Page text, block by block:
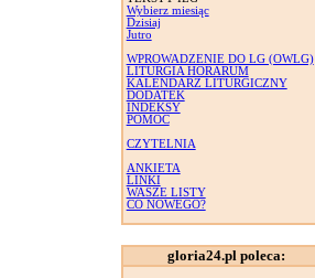
Wybierz miesiąc
Dzisiaj
Jutro
WPROWADZENIE DO LG (OWLG)
LITURGIA HORARUM
KALENDARZ LITURGICZNY
DODATEK
INDEKSY
POMOC
CZYTELNIA
ANKIETA
LINKI
WASZE LISTY
CO NOWEGO?
gloria24.pl poleca: